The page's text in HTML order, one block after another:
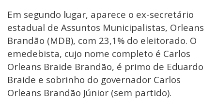
Em segundo lugar, aparece o ex-secretário
estadual de Assuntos Municipalistas, Orleans
Brandão (MDB), com 23,1% do eleitorado. O
emedebista, cujo nome completo é Carlos
Orleans Braide Brandão, é primo de Eduardo
Braide e sobrinho do governador Carlos
Orleans Brandão Júnior (sem partido).